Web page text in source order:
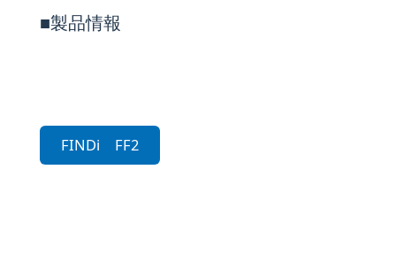
■製品情報
FINDi FF2